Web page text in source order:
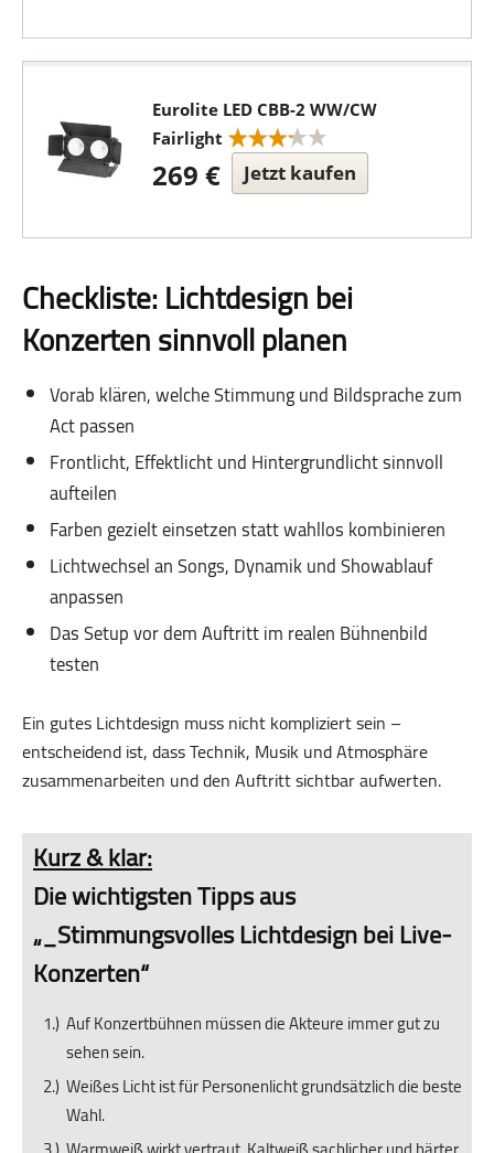
Eurolite LED CBB-2 WW/CW
Fairlight
269 € Jetzt kaufen
Checkliste: Lichtdesign bei
Konzerten sinnvoll planen
Vorab klären, welche Stimmung und Bildsprache zum
Act passen
Frontlicht, Effektlicht und Hintergrundlicht sinnvoll
aufteilen
Farben gezielt einsetzen statt wahllos kombinieren
Lichtwechsel an Songs, Dynamik und Showablauf
anpassen
Das Setup vor dem Auftritt im realen Bühnenbild
testen
Ein gutes Lichtdesign muss nicht kompliziert sein –
entscheidend ist, dass Technik, Musik und Atmosphäre
zusammenarbeiten und den Auftritt sichtbar aufwerten.
Kurz & klar:
Die wichtigsten Tipps aus
„_Stimmungsvolles Lichtdesign bei Live-
Konzerten“
Auf Konzertbühnen müssen die Akteure immer gut zu
sehen sein.
Weißes Licht ist für Personenlicht grundsätzlich die beste
Wahl.